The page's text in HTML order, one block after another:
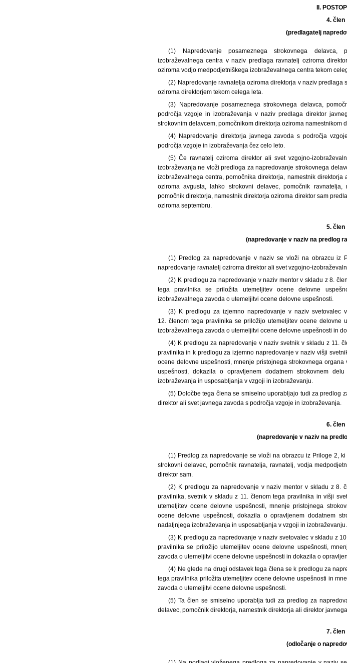
II.
4. člen
(predlagatelj
(1) Napredovanje posameznega strokovnega delavca,
izobraževalnega centra v naziv predlaga ravnatelj oziroma
oziroma vodjo medpodjetniškega izobraževalnega centra tekom
(2) Napredovanje ravnatelja oziroma direktorja v naziv
oziroma direktorjem tekom celega leta.
(3) Napredovanje posameznega strokovnega delavca,
področja vzgoje in izobraževanja v naziv predlaga direktor
strokovnim delavcem, pomočnikom direktorja oziroma namestnikom
(4) Napredovanje direktorja javnega zavoda s področja
področja vzgoje in izobraževanja čez celo leto.
(5) Če ravnatelj oziroma direktor ali svet vzgojno-
izobraževanja ne vloži predloga za napredovanje strokovnega
izobraževalnega centra, pomočnika direktorja, namestnik
oziroma avgusta, lahko strokovni delavec, pomočnik
pomočnik direktorja, namestnik direktorja oziroma direktor sam
oziroma septembru.
5. člen
(napredovanje v naziv na predlog
(1) Predlog za napredovanje v naziv se vloži na obrazcu iz
napredovanje ravnatelj oziroma direktor ali svet vzgojno-
(2) K predlogu za napredovanje v naziv mentor v skladu z 8.
tega pravilnika se priložita utemeljitev ocene delovne
izobraževalnega zavoda o utemeljitvi ocene delovne uspešnosti.
(3) K predlogu za izjemno napredovanje v naziv
12. členom tega pravilnika se priložijo utemeljitev ocene delovne
izobraževalnega zavoda o utemeljitvi ocene delovne uspešnosti in
(4) K predlogu za napredovanje v naziv svetnik v skladu z 11.
pravilnika in k predlogu za izjemno napredovanje v naziv višji
ocene delovne uspešnosti, mnenje pristojnega strokovnega
uspešnosti, dokazila o opravljenem dodatnem strokovnem
izobraževanja in usposabljanja v vzgoji in izobraževanju.
(5) Določbe tega člena se smiselno uporabljajo tudi za predlog
direktor ali svet javnega zavoda s področja vzgoje in izobraževanja.
6. člen
(napredovanje v naziv na
(1) Predlog za napredovanje se vloži na obrazcu iz Priloge 2,
strokovni delavec, pomočnik ravnatelja, ravnatelj, vodja
direktor sam.
(2) K predlogu za napredovanje v naziv mentor v skladu z 8.
pravilnika, svetnik v skladu z 11. členom tega pravilnika in višji
utemeljitev ocene delovne uspešnosti, mnenje pristojnega
ocene delovne uspešnosti, dokazila o opravljenem dodatnem
nadaljnjega izobraževanja in usposabljanja v vzgoji in izobraževanju.
(3) K predlogu za napredovanje v naziv svetovalec v skladu z
pravilnika se priložijo utemeljitev ocene delovne uspešnosti,
zavoda o utemeljitvi ocene delovne uspešnosti in dokazila o
(4) Ne glede na drugi odstavek tega člena se k predlogu za
tega pravilnika priložita utemeljitev ocene delovne uspešnosti in
zavoda o utemeljitvi ocene delovne uspešnosti.
(5) Ta člen se smiselno uporablja tudi za predlog za
delavec, pomočnik direktorja, namestnik direktorja ali direktor
7. člen
(odločanje o